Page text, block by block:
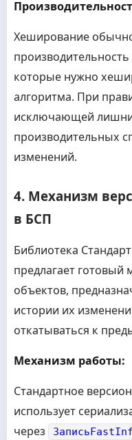
// но помним,
Если
// Если
Возврат
КонецЕсли
// Если версий
// Если объект
// Если объект
// то нужно
Возврат
КонецФункции
Хеширование
которые нужно
алгоритма. При
исключающей
производительных
изменений.
4. Механизм
в БСП
Библиотека
предлагает
объектов,
истории их
откатываться к
Механизм работы:
Стандартное
использует
через